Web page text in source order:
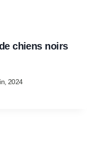
chiens noirs
2024